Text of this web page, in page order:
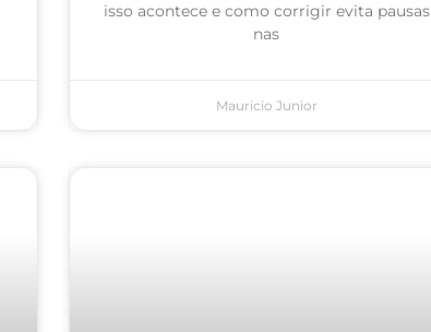
isso acontece e como corrigir evita pausas
nas
Mauricio Junior